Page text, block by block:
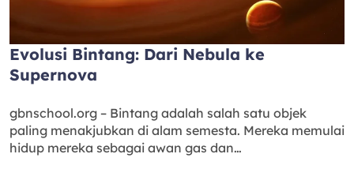
Evolusi Bintang: Dari Nebula ke
Supernova
gbnschool.org – Bintang adalah salah satu objek
paling menakjubkan di alam semesta. Mereka memulai
hidup mereka sebagai awan gas dan…